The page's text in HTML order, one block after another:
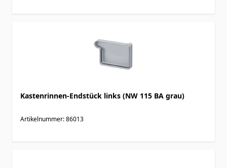
Kastenrinnen-Endstück links (NW 115 BA grau)
Artikelnummer: 86013